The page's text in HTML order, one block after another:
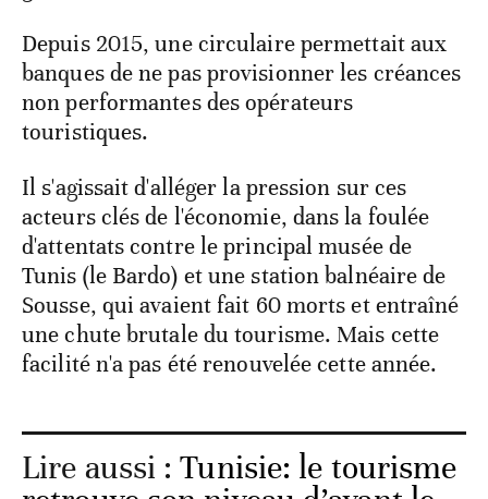
Depuis 2015, une circulaire permettait aux
banques de ne pas provisionner les créances
non performantes des opérateurs
touristiques.
Il s'agissait d'alléger la pression sur ces
acteurs clés de l'économie, dans la foulée
d'attentats contre le principal musée de
Tunis (le Bardo) et une station balnéaire de
Sousse, qui avaient fait 60 morts et entraîné
une chute brutale du tourisme. Mais cette
facilité n'a pas été renouvelée cette année.
Lire aussi :Tunisie: le tourisme